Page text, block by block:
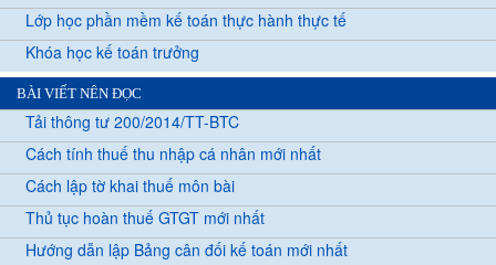
Lớp học phần mềm kế toán thực hành thực tế
Khóa học kế toán trưởng
BÀI VIẾT NÊN ĐỌC
Tải thông tư 200/2014/TT-BTC
Cách tính thuế thu nhập cá nhân mới nhất
Cách lập tờ khai thuế môn bài
Thủ tục hoàn thuế GTGT mới nhất
Hướng dẫn lập Bảng cân đối kế toán mới nhất